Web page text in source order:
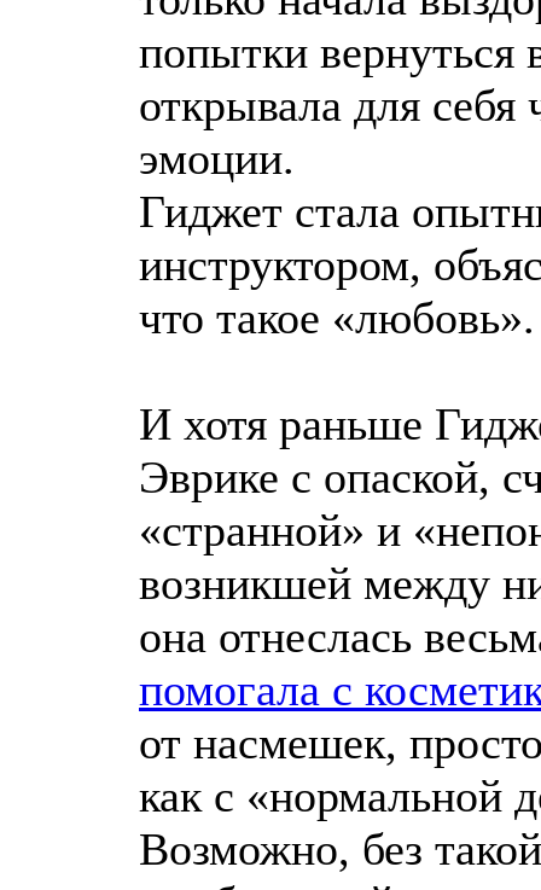
попытки вернуться
открывала для себя
эмоции.
Гиджет стала
инструктором,
что такое «любовь».
И хотя раньше
Эврике с опаской,
«странной» и
возникшей между
она отнеслась
помогала с
от насмешек,
как с «нормальной
Возможно, без